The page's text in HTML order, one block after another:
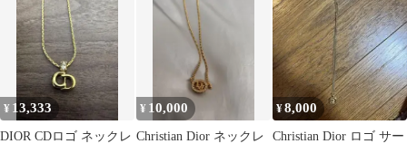
ストーン 大きめ
¥ 13,333
DIOR CDロゴ ネックレ
¥ 10,000
Christian Dior ネックレ
¥8,000
Christian Dior ロゴ サー